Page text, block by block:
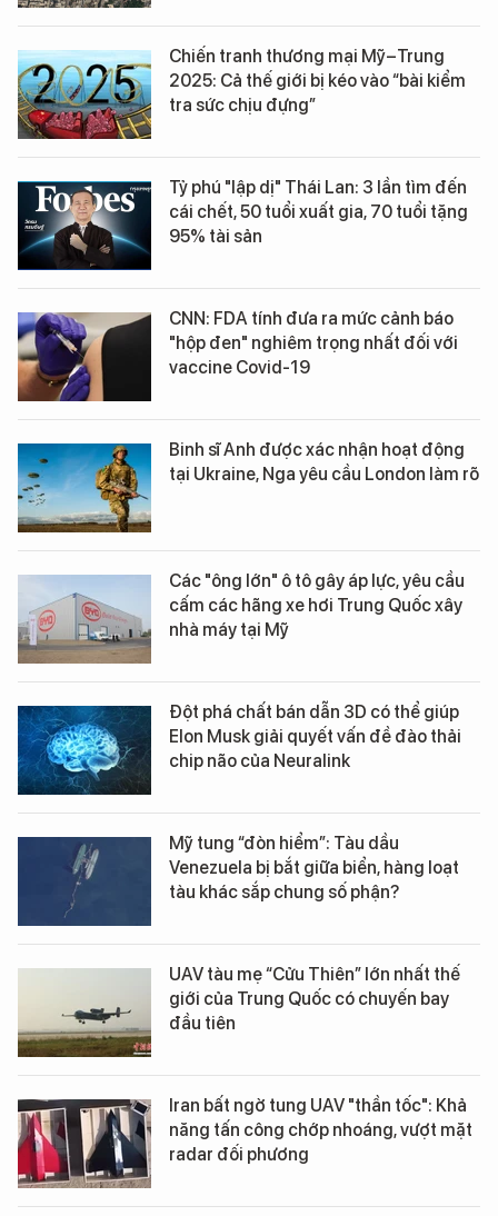
Chiến tranh thương mại Mỹ–Trung
2025: Cả thế giới bị kéo vào “bài kiểm
tra sức chịu đựng”
Tỷ phú "lập dị" Thái Lan: 3 lần tìm đến
cái chết, 50 tuổi xuất gia, 70 tuổi tặng
95% tài sản
CNN: FDA tính đưa ra mức cảnh báo
"hộp đen" nghiêm trọng nhất đối với
vaccine Covid-19
Binh sĩ Anh được xác nhận hoạt động
tại Ukraine, Nga yêu cầu London làm rõ
Các "ông lớn" ô tô gây áp lực, yêu cầu
cấm các hãng xe hơi Trung Quốc xây
nhà máy tại Mỹ
Đột phá chất bán dẫn 3D có thể giúp
Elon Musk giải quyết vấn đề đào thải
chip não của Neuralink
Mỹ tung “đòn hiểm”: Tàu dầu
Venezuela bị bắt giữa biển, hàng loạt
tàu khác sắp chung số phận?
UAV tàu mẹ “Cửu Thiên” lớn nhất thế
giới của Trung Quốc có chuyến bay
đầu tiên
Iran bất ngờ tung UAV "thần tốc": Khả
năng tấn công chớp nhoáng, vượt mặt
radar đối phương